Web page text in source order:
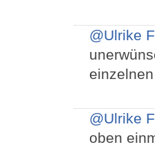
@Ulrike
@Ulrike
oben